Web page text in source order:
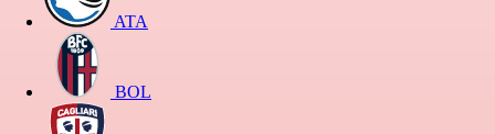
ATA
BOL